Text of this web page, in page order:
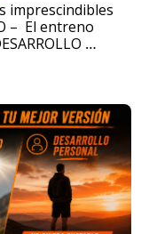
imprescindibles
–  El entreno
miembros de